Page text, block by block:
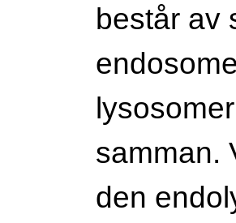
består av
samman.
den